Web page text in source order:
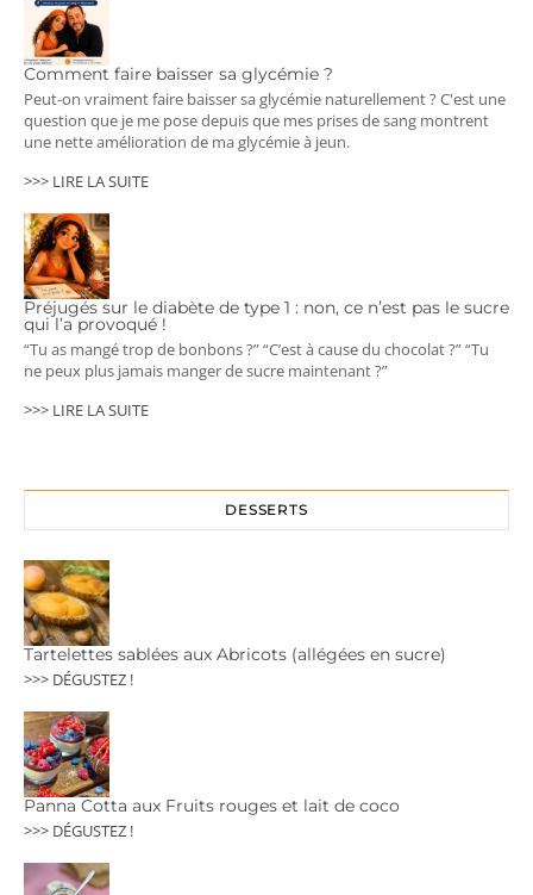
Comment faire baisser sa glycémie ?
Peut-on vraiment faire baisser sa glycémie naturellement ? C'est une
question que je me pose depuis que mes prises de sang montrent
une nette amélioration de ma glycémie à jeun.
>>> LIRE LA SUITE
Préjugés sur le diabète de type 1 : non, ce n’est pas le sucre
qui l’a provoqué !
“Tu as mangé trop de bonbons ?” “C’est à cause du chocolat ?” “Tu
ne peux plus jamais manger de sucre maintenant ?”
>>> LIRE LA SUITE
DESSERTS
Tartelettes sablées aux Abricots (allégées en sucre)
>>> DÉGUSTEZ !
Panna Cotta aux Fruits rouges et lait de coco
>>> DÉGUSTEZ !